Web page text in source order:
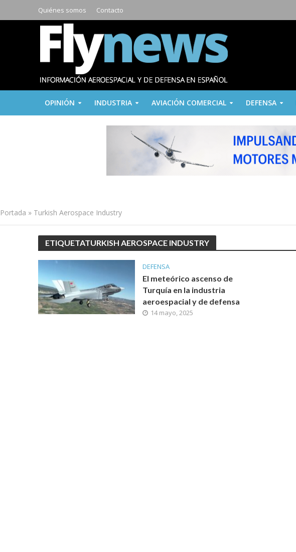
Quiénes somos Contacto
OPINIÓN INDUSTRIA AVIACIÓN COMERCIAL DEFENSA
Portada » Turkish Aerospace Industry
ETIQUETATURKISH AEROSPACE INDUSTRY
DEFENSA
El meteórico ascenso de
Turquía en la industria
aeroespacial y de defensa
14 mayo, 2025